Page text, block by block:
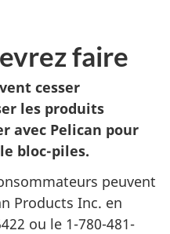
faire
cesser
les produits
avec Pelican pour
bloc-piles.
peuvent
Products Inc. en
ou le 1-780-481-